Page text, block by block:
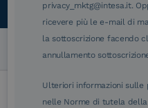
privacy_mktg@intesa.it.
ricevere più le e-mail di
la sottoscrizione facendo
annullamento
Ulteriori informazioni sulle
nelle Norme di tutela